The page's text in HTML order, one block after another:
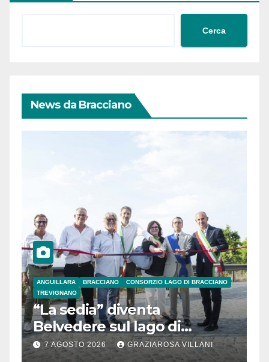
Cerca
News da Bracciano
ANGUILLARA BRACCIANO
CONSORZIO LAGO DI BRACCIANO
TREVIGNANO
“La sedia” diventa
Belvedere sul lago di
Bracciano: ieri
7 AGOSTO 2026 GRAZIAROSA VILLANI